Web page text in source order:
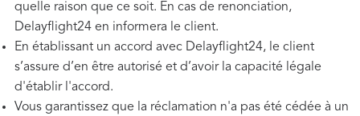
quelle raison que ce soit. En cas de renonciation,
Delayflight24 en informera le client.
En établissant un accord avec Delayflight24, le client
s’assure d’en être autorisé et d’avoir la capacité légale
d'établir l'accord.
Vous garantissez que la réclamation n'a pas été cédée à un